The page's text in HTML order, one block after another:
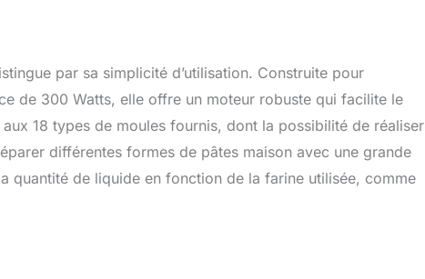
par sa simplicité d’utilisation. Construite pour
de 300 Watts, elle offre un moteur robuste qui facilite le
18 types de moules fournis, dont la possibilité de réaliser
différentes formes de pâtes maison avec une grande
quantité de liquide en fonction de la farine utilisée, comme